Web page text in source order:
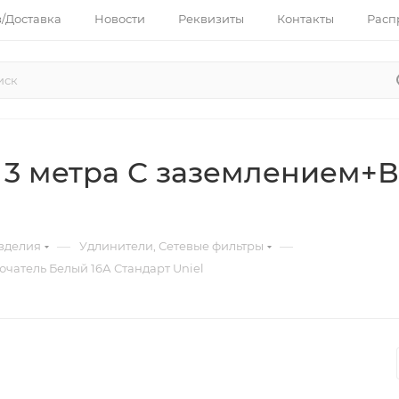
Доставка Новости Реквизиты Контакты
3 метра С
— Удлинители, Сетевые фильтры —
Белый 16А Стандарт Uniel